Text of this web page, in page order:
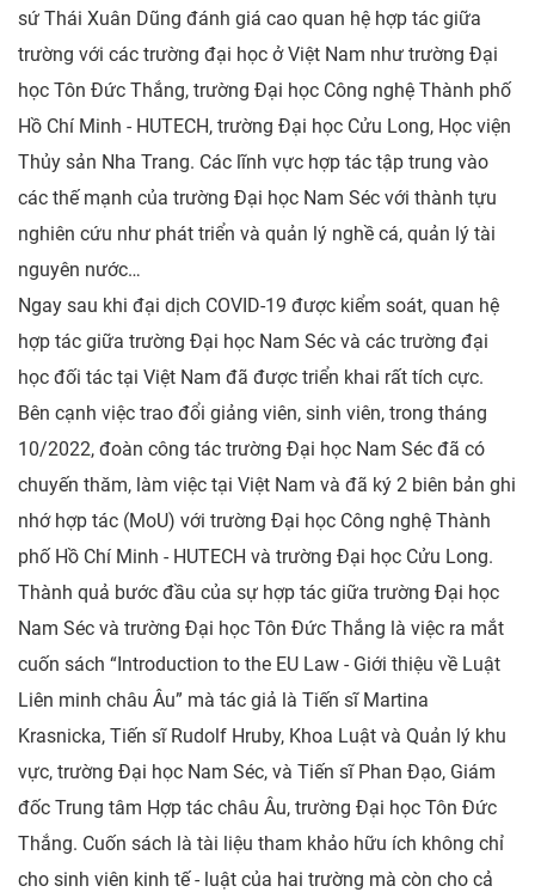
sứ Thái Xuân Dũng đánh giá cao quan hệ hợp tác giữa
trường với các trường đại học ở Việt Nam như trường Đại
học Tôn Đức Thắng, trường Đại học Công nghệ Thành phố
Hồ Chí Minh - HUTECH, trường Đại học Cửu Long, Học viện
Thủy sản Nha Trang. Các lĩnh vực hợp tác tập trung vào
các thế mạnh của trường Đại học Nam Séc với thành tựu
nghiên cứu như phát triển và quản lý nghề cá, quản lý tài
nguyên nước…
Ngay sau khi đại dịch COVID-19 được kiểm soát, quan hệ
hợp tác giữa trường Đại học Nam Séc và các trường đại
học đối tác tại Việt Nam đã được triển khai rất tích cực.
Bên cạnh việc trao đổi giảng viên, sinh viên, trong tháng
10/2022, đoàn công tác trường Đại học Nam Séc đã có
chuyến thăm, làm việc tại Việt Nam và đã ký 2 biên bản ghi
nhớ hợp tác (MoU) với trường Đại học Công nghệ Thành
phố Hồ Chí Minh - HUTECH và trường Đại học Cửu Long.
Thành quả bước đầu của sự hợp tác giữa trường Đại học
Nam Séc và trường Đại học Tôn Đức Thắng là việc ra mắt
cuốn sách “Introduction to the EU Law - Giới thiệu về Luật
Liên minh châu Âu” mà tác giả là Tiến sĩ Martina
Krasnicka, Tiến sĩ Rudolf Hruby, Khoa Luật và Quản lý khu
vực, trường Đại học Nam Séc, và Tiến sĩ Phan Đạo, Giám
đốc Trung tâm Hợp tác châu Âu, trường Đại học Tôn Đức
Thắng. Cuốn sách là tài liệu tham khảo hữu ích không chỉ
cho sinh viên kinh tế - luật của hai trường mà còn cho cả